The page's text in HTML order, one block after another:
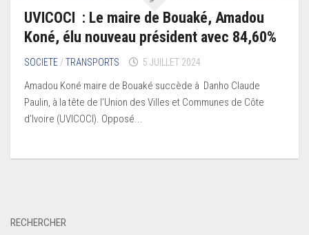
UVICOCI : Le maire de Bouaké, Amadou
Koné, élu nouveau président avec 84,60%
SOCIETE /TRANSPORTS 5 JUILLET 2024
Amadou Koné maire de Bouaké succède à Danho Claude
Paulin, à la tête de l’Union des Villes et Communes de Côte
d’Ivoire (UVICOCI). Opposé...
RECHERCHER